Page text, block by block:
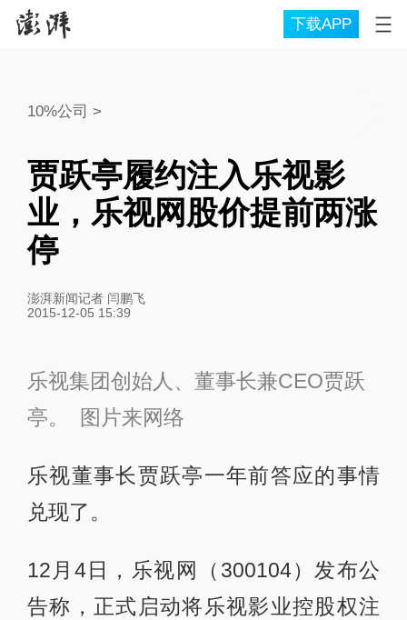
下载APP
10%公司 >
贾跃亭履约注入乐视影
业，乐视网股价提前两涨
停
澎湃新闻记者 闫鹏飞
2015-12-05 15:39
乐视集团创始人、董事长兼CEO贾跃
亭。 图片来网络
乐视董事长贾跃亭一年前答应的事情
兑现了。
12月4日，乐视网（300104）发布公
告称，正式启动将乐视影业控股权注